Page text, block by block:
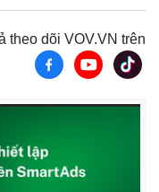
theo dõi VOV.VN trên